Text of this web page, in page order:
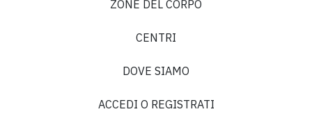
ZONE DEL CORPO
CENTRI
DOVE SIAMO
ACCEDI O REGISTRATI